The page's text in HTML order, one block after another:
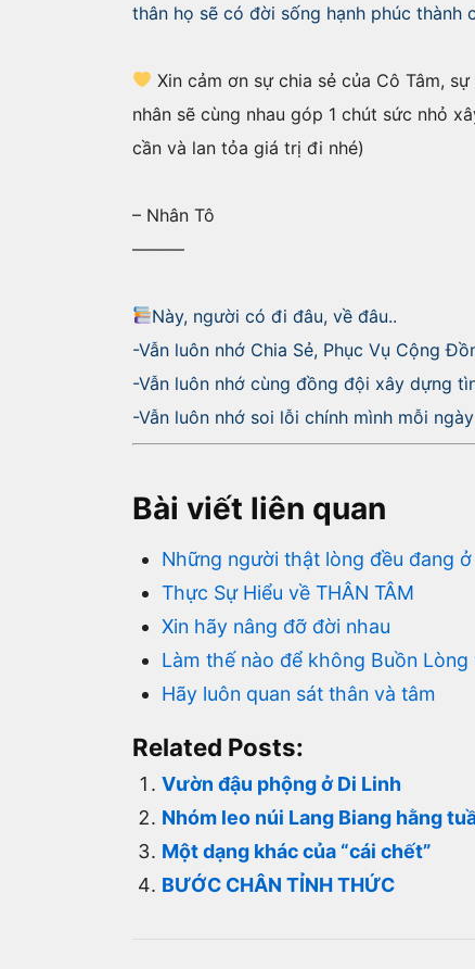
thân họ sẽ có đời sống hạnh phúc thành
Xin cảm ơn sự chia sẻ của Cô Tâm,
nhân sẽ cùng nhau góp 1 chút sức nhỏ
cần và lan tỏa giá trị đi nhé)
– Nhân Tô
———
Này, người có đi đâu, về đâu..
-Vẫn luôn nhớ Chia Sẻ, Phục Vụ Cộng
-Vẫn luôn nhớ cùng đồng đội xây dựng
-Vẫn luôn nhớ soi lỗi chính mình mỗi
Bài viết liên quan
Những người thật lòng đều đang
Thực Sự Hiểu về THÂN TÂM
Xin hãy nâng đỡ đời nhau
Làm thế nào để không Buồn
Hãy luôn quan sát thân và tâm
Related Posts:
Vườn đậu phộng ở Di Linh
Nhóm leo núi Lang Biang hằng
Một dạng khác của “cái chết”
BƯỚC CHÂN TỈNH THỨC